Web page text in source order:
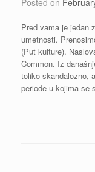
Pred vama je jedan
umetnosti.
(Put kulture).
Common. Iz
toliko skandalozno,
periode u kojima